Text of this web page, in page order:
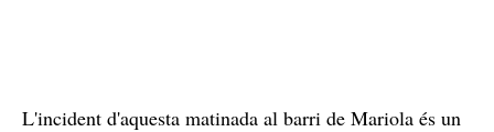
L'incident d'aquesta matinada al barri de Mariola és un